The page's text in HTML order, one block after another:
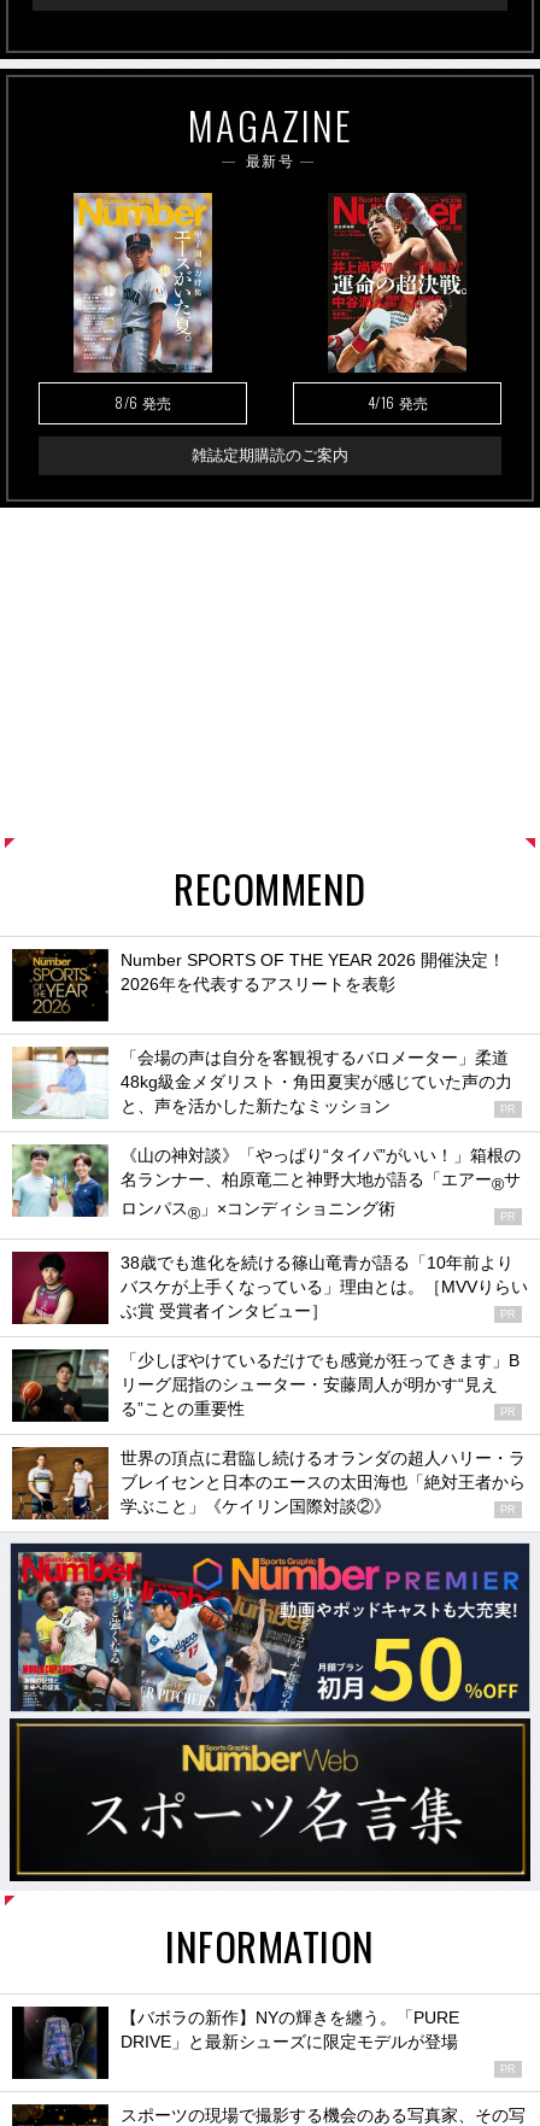
MAGAZINE
最新号
8/6 発売 4/16 発売
雑誌定期購読のご案内
RECOMMEND
Number SPORTS OF THE YEAR 2026 開催決定！
2026年を代表するアスリートを表彰
「会場の声は自分を客観視するバロメーター」柔道
48kg級金メダリスト・角田夏実が感じていた声の力
と、声を活かした新たなミッション
PR
《山の神対談》「やっぱり“タイパ”がいい！」箱根の
名ランナー、柏原竜二と神野大地が語る「エアー®サ
ロンパス® 」×コンディショニング術 PR
38歳でも進化を続ける篠山竜青が語る「10年前より
バスケが上手くなっている」理由とは。［MVVりらい
ぶ賞 受賞者インタビュー］
PR
「少しぼやけているだけでも感覚が狂ってきます」B
リーグ屈指のシューター・安藤周人が明かす“見え
る”ことの重要性
PR
世界の頂点に君臨し続けるオランダの超人ハリー・ラ
ブレイセンと日本のエースの太田海也「絶対王者から
学ぶこと」《ケイリン国際対談②》
PR
INFORMATION
【バボラの新作】NYの輝きを纏う。「PURE
DRIVE」と最新シューズに限定モデルが登場
PR
スポーツの現場で撮影する機会のある写真家、その写